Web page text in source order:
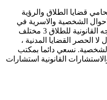
الأوجه القانونية للطلاق 3 محامي قضايا الطلاق والرؤية
الشخصية والاسرية في
دبي وابوظبي الامارات سلسلة الأوجه القانونية للطلاق 3 مختلف
لا الحصر القضايا المدنية ،
الشخصية. نسعي دائما بمكتب
القانونية استشارات